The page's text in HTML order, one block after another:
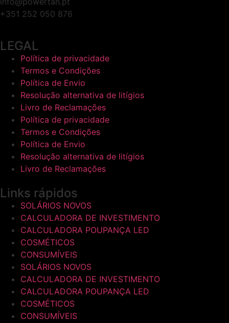
+351 252 050 876
LEGAL
Política de privacidade
Termos e Condições
Política de Envio
Resolução alternativa de litígios
Livro de Reclamações
Política de privacidade
Termos e Condições
Política de Envio
Resolução alternativa de litígios
Livro de Reclamações
Links rápidos
SOLÁRIOS NOVOS
CALCULADORA DE INVESTIMENTO
CALCULADORA POUPANÇA LED
COSMÉTICOS
CONSUMÍVEIS
SOLÁRIOS NOVOS
CALCULADORA DE INVESTIMENTO
CALCULADORA POUPANÇA LED
COSMÉTICOS
CONSUMÍVEIS